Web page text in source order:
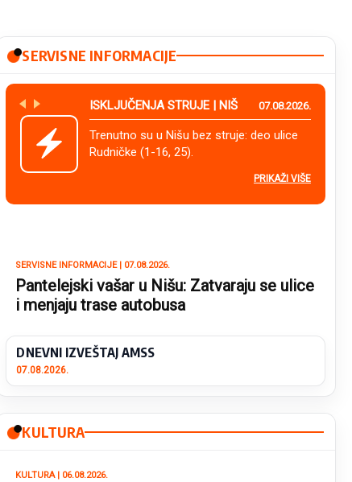
SERVISNE INFORMACIJE
ISKLJUČENJA STRUJE | NIŠ 07.08.2026.
Trenutno su u Nišu bez struje: deo ulice
Rudničke (1-16, 25).
PRIKAŽI VIŠE
SERVISNE INFORMACIJE | 07.08.2026.
Pantelejski vašar u Nišu: Zatvaraju se ulice
i menjaju trase autobusa
DNEVNI IZVEŠTAJ AMSS
07.08.2026.
KULTURA
KULTURA | 06.08.2026.